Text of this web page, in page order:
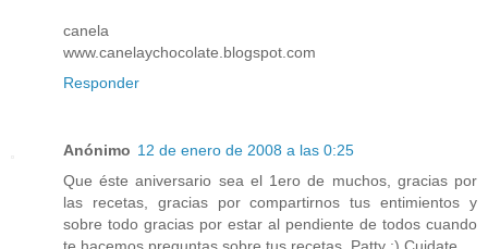
canela
www.canelaychocolate.blogspot.com
Responder
Anónimo 12 de enero de 2008 a las 0:25
Que éste aniversario sea el 1ero de muchos, gracias por
las recetas, gracias por compartirnos tus entimientos y
sobre todo gracias por estar al pendiente de todos cuando
te hacemos preguntas sobre tus recetas, Patty ;) Cuidate ...